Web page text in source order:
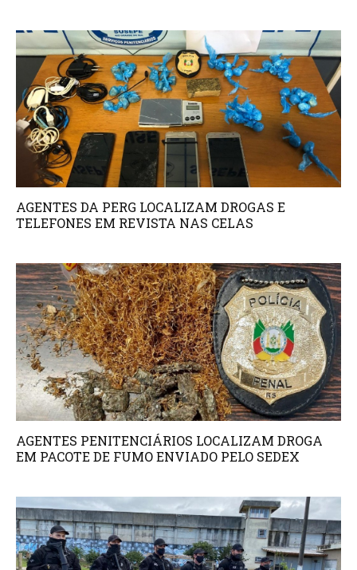
AGENTES DA PERG LOCALIZAM DROGAS E
TELEFONES EM REVISTA NAS CELAS
AGENTES PENITENCIÁRIOS LOCALIZAM DROGA
EM PACOTE DE FUMO ENVIADO PELO SEDEX